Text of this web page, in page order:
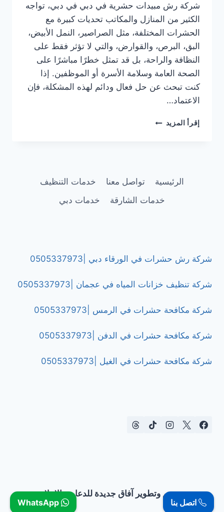
شركة رش مبيدات حشرية في دبي في دبي، تواجه
الكثير من المنازل والمكاتب تحديات كبيرة مع
الحشرات المختلفة، مثل الصراصير، النمل الأبيض،
البق، البرص، والقوارض، والتي لا تؤثر فقط على
النظافة والراحة، بل قد تمثل خطرًا مباشرًا على
الصحة العامة وسلامة الأسرة أو الموظفين. إذا
كنت تبحث عن حل فعال ودائم لهذه المشكلة، فإن
الاعتماد…
إقرأ المزيد شركة
|0505337973
الرئيسية تواصل معنا
خدمات التنظيف
خدمات الشارقة
خدمات دبي
شركة رش حشرات في الورقاء دبي |0505337973
شركة تنظيف خزانات المياه في عجمان |0505337973
شركة مكافحة حشرات في الرمس |0505337973
شركة مكافحة حشرات في الدفن |0505337973
شركة مكافحة حشرات في الغيل |0505337973
تصميم وتطوير آفاق جديدة للدعاية والإعلان
اتصل بنا